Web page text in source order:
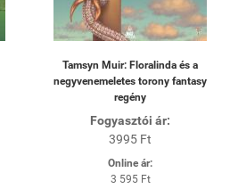
Tamsyn Muir: Floralinda és a
negyvenemeletes torony fantasy
regény
Fogyasztói ár:
3995 Ft
Online ár:
3 595 Ft